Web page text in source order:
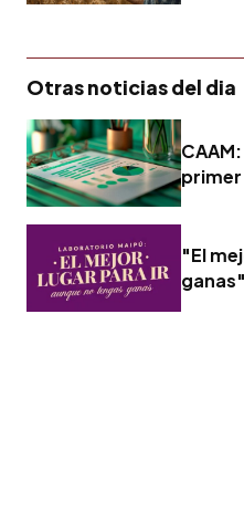
Otras noticias del dia
"El